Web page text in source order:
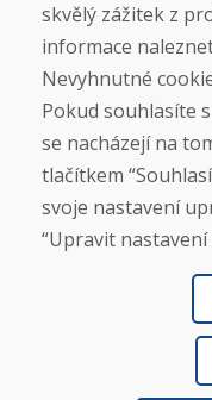
©
skvělý zážitek z
informace
Nevyhnutné
Pokud souhlasíte
se nacházejí na
tlačítkem
svoje nastavení
“Upravit nastavení